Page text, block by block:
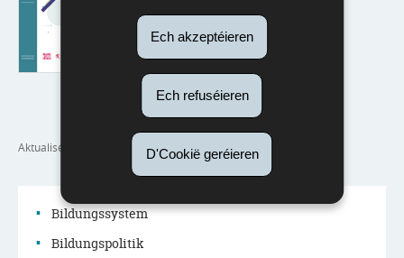
Ech akzeptéieren
Ech refuséieren
D'Cookië geréieren
Langue :Däitsch
Pdf - 207 Kb - 2 page(s)
Aktualiséiert
Bildungssystem
Bildungspolitik